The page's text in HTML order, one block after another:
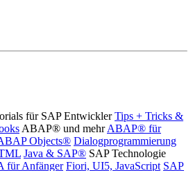
für SAP Entwickler Tips + Tricks &
ABAP® und mehr ABAP® für
Objects® Dialogprogrammierung
Java & SAP® SAP Technologie
für Anfänger Fiori, UI5, JavaScript SAP